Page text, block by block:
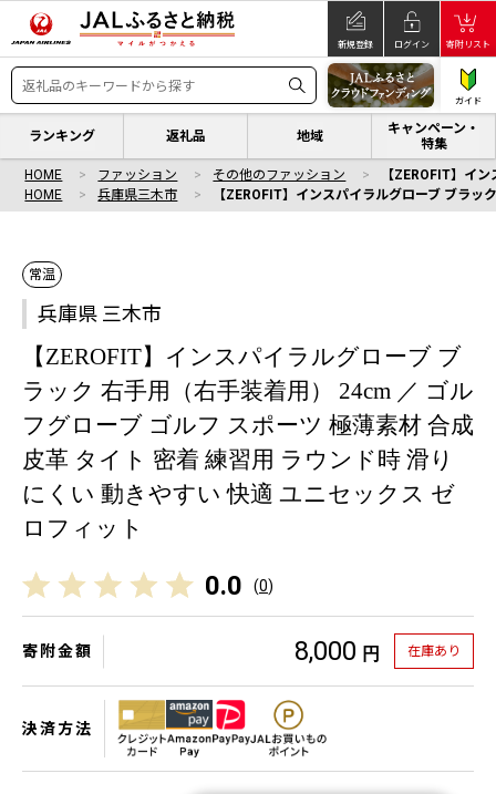
新規登録 ログイン 寄附リスト
ガイド
ランキング 返礼品 地域
キャンペーン・
特集
HOME ファッション その他のファッション
【ZEROFIT】イ
HOME
兵庫県三木市 【ZEROFIT】インスパイラルグローブ ブラ
常温
兵庫県 三木市
【ZEROFIT】インスパイラルグローブ ブ
ラック 右手用（右手装着用） 24cm ／ ゴル
フグローブ ゴルフ スポーツ 極薄素材 合成
皮革 タイト 密着 練習用 ラウンド時 滑り
にくい 動きやすい 快適 ユニセックス ゼ
ロフィット
0.0 (0)
寄附金額 8,000 円 在庫あり
決済方法